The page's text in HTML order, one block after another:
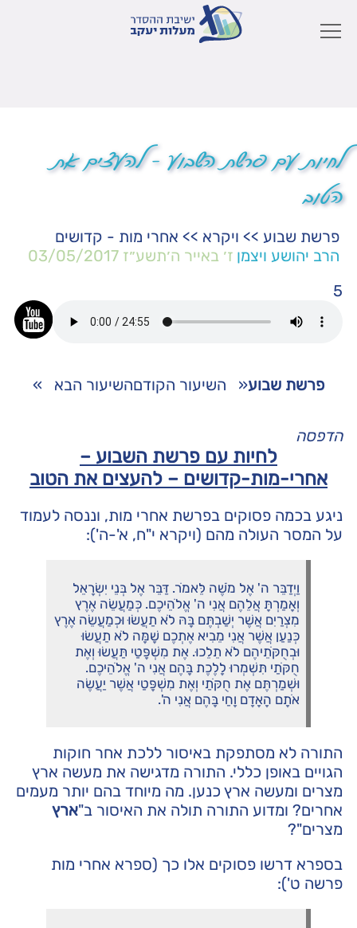
לחיות עם פרשת השבוע – להעצים את
הטוב
פרשת שבוע >> ויקרא >> אחרי מות - קדושים
הרב יהושע ויצמן ז׳ באייר ה׳תשע״ז 03/05/2017
5
פרשת שבוע« השיעור הקודםהשיעור הבא »
הדפסה
לחיות עם פרשת השבוע –
אחרי-מות-קדושים – להעצים את הטוב
ניגע בכמה פסוקים בפרשת אחרי מות, וננסה לעמוד
על המסר העולה מהם (ויקרא י"ח, א'-ה'):
וַיְדַבֵּר ה' אֶל מֹשֶׁה לֵּאמֹר. דַּבֵּר אֶל בְּנֵי יִשְׂרָאֵל
וְאָמַרְתָּ אֲלֵהֶם אֲנִי ה' אֱלֹהֵיכֶם. כְּמַעֲשֵׂה אֶרֶץ
מִצְרַיִם אֲשֶׁר יְשַׁבְתֶּם בָּהּ לֹא תַעֲשׂוּ וּכְמַעֲשֵׂה אֶרֶץ
כְּנַעַן אֲשֶׁר אֲנִי מֵבִיא אֶתְכֶם שָׁמָּה לֹא תַעֲשׂוּ
וּבְחֻקֹּתֵיהֶם לֹא תֵלֵכוּ. אֶת מִשְׁפָּטַי תַּעֲשׂוּ וְאֶת
חֻקֹּתַי תִּשְׁמְרוּ לָלֶכֶת בָּהֶם אֲנִי ה' אֱלֹהֵיכֶם.
וּשְׁמַרְתֶּם אֶת חֻקֹּתַי וְאֶת מִשְׁפָּטַי אֲשֶׁר יַעֲשֶׂה
אֹתָם הָאָדָם וָחַי בָּהֶם אֲנִי ה'.
התורה לא מסתפקת באיסור ללכת אחר חוקות
הגויים באופן כללי. התורה מדגישה את מעשה ארץ
מצרים ומעשה ארץ כנען. מה מיוחד בהם יותר מעמים
אחרים? ומדוע התורה תולה את האיסור ב"ארץ
מצרים"?
בספרא דרשו פסוקים אלו כך (ספרא אחרי מות
פרשה ט'):